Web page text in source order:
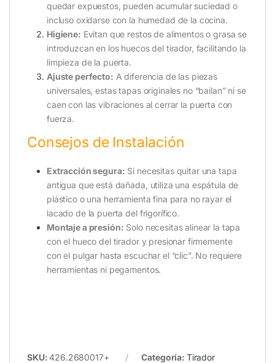
quedar expuestos, pueden acumular suciedad o
incluso oxidarse con la humedad de la cocina.
Higiene: Evitan que restos de alimentos o grasa se
introduzcan en los huecos del tirador, facilitando la
limpieza de la puerta.
Ajuste perfecto: A diferencia de las piezas
universales, estas tapas originales no “bailan” ni se
caen con las vibraciones al cerrar la puerta con
fuerza.
Consejos de Instalación
Extracción segura: Si necesitas quitar una tapa
antigua que está dañada, utiliza una espátula de
plástico o una herramienta fina para no rayar el
lacado de la puerta del frigorífico.
Montaje a presión: Solo necesitas alinear la tapa
con el hueco del tirador y presionar firmemente
con el pulgar hasta escuchar el “clic”. No requiere
herramientas ni pegamentos.
SKU:426.2680017+ Categoría: Tirador